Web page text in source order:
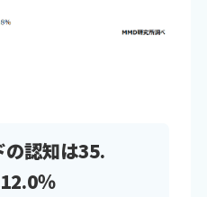
の認知は35.
％